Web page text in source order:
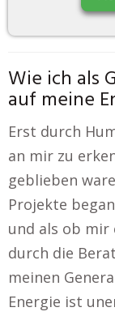
Wie ich als
auf meine
Erst durch
an mir zu
geblieben
Projekte
und als ob mir
durch die
meinen
Energie ist